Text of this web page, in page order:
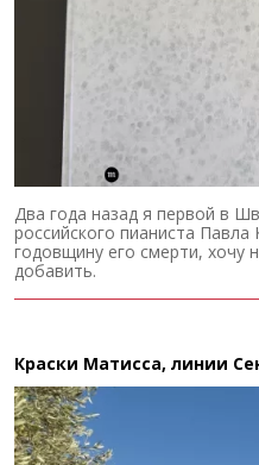
Два года назад я первой в
российского пианиста
годовщину его смерти, хочу
добавить.
Краски Матисса, линии